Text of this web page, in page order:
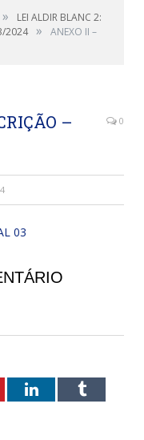
»
LEI ALDIR BLANC 2:
2024 »
ANEXO II –
–
0
03
LinkedInTumblr